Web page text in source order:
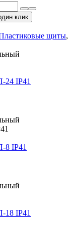
клик
щиты,
IP41
8 IP41
IP41